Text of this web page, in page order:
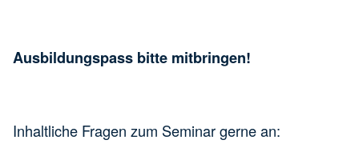
Ausbildungspass bitte mitbringen!
Inhaltliche Fragen zum Seminar gerne an: